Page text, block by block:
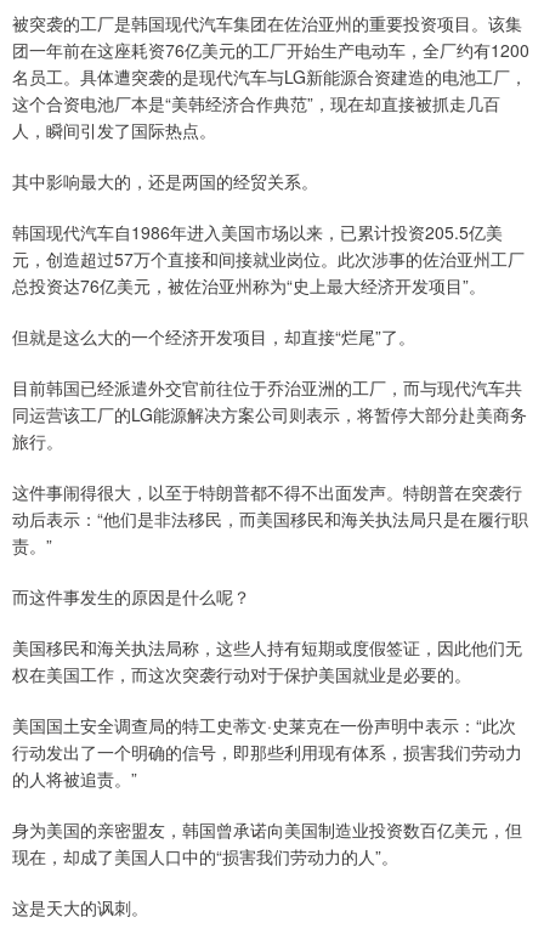
被突袭的工厂是韩国现代汽车集团在佐治亚州的重要投资项目。该集
团一年前在这座耗资76亿美元的工厂开始生产电动车，全厂约有1200
名员工。具体遭突袭的是现代汽车与LG新能源合资建造的电池工厂，
这个合资电池厂本是“美韩经济合作典范”，现在却直接被抓走几百
人，瞬间引发了国际热点。
其中影响最大的，还是两国的经贸关系。
韩国现代汽车自1986年进入美国市场以来，已累计投资205.5亿美
元，创造超过57万个直接和间接就业岗位。此次涉事的佐治亚州工厂
总投资达76亿美元，被佐治亚州称为“史上最大经济开发项目”。
但就是这么大的一个经济开发项目，却直接“烂尾”了。
目前韩国已经派遣外交官前往位于乔治亚洲的工厂，而与现代汽车共
同运营该工厂的LG能源解决方案公司则表示，将暂停大部分赴美商务
旅行。
这件事闹得很大，以至于特朗普都不得不出面发声。特朗普在突袭行
动后表示：“他们是非法移民，而美国移民和海关执法局只是在履行职
责。”
而这件事发生的原因是什么呢？
美国移民和海关执法局称，这些人持有短期或度假签证，因此他们无
权在美国工作，而这次突袭行动对于保护美国就业是必要的。
美国国土安全调查局的特工史蒂文·史莱克在一份声明中表示：“此次
行动发出了一个明确的信号，即那些利用现有体系，损害我们劳动力
的人将被追责。”
身为美国的亲密盟友，韩国曾承诺向美国制造业投资数百亿美元，但
现在，却成了美国人口中的“损害我们劳动力的人”。
这是天大的讽刺。